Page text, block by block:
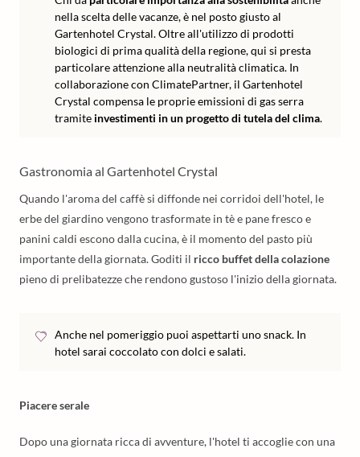
nella scelta delle vacanze, è nel posto giusto al
Gartenhotel Crystal. Oltre all'utilizzo di prodotti
biologici di prima qualità della regione, qui si presta
particolare attenzione alla neutralità climatica. In
collaborazione con ClimatePartner, il Gartenhotel
Crystal compensa le proprie emissioni di gas serra
tramite investimenti in un progetto di tutela del clima.
Gastronomia al Gartenhotel Crystal
Quando l'aroma del caffè si diffonde nei corridoi dell'hotel, le
erbe del giardino vengono trasformate in tè e pane fresco e
panini caldi escono dalla cucina, è il momento del pasto più
importante della giornata. Goditi il ricco buffet della colazione
pieno di prelibatezze che rendono gustoso l'inizio della giornata.
Anche nel pomeriggio puoi aspettarti uno snack. In
hotel sarai coccolato con dolci e salati.
Piacere serale
Dopo una giornata ricca di avventure, l'hotel ti accoglie con una